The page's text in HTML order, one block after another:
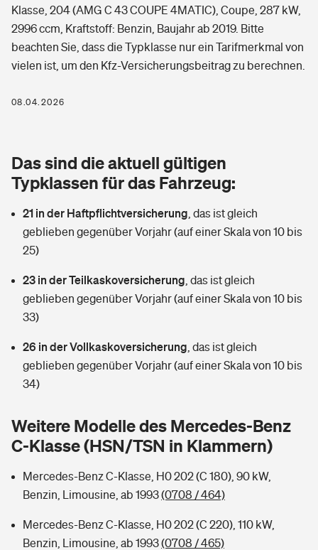
Arbeitsrechtsschutz
Berufshaftpflichtversicherung
Rentenrechner: Wie viel Geld bekomme ich im Alter?
Wer versichert was: Jetzt Versicherer finden
Sie haben Fragen?
Elementarversicherung
Photovoltaik
Wärmepumpen versichern
Vermieterrrechtsschutz
Mietkautionsversicherung
Restkreditversicherung
Zur Übersicht
Hochwasser-Check: Wie gefährdet ist Ihr Haus?
Wer versichert was: Jetzt Versicherer finden
Sie haben Fragen?
Pri­vate Haft­pflicht­
Rechts­schutz­ver­si­che­rung
Kinderunfall­ver­si­che­rung
Reiseversicherung
Handyversicherung
Private Cyberversicherung
Musikinstrumentenversicherung
Gesundheit
Private Krankenversicherung
Tierkrankenversicherung
Zur Übersicht
Wer versichert was: Jetzt Versicherer finden
Sie haben Fragen?
Rentenrechner: Wie viel Geld bekomme ich im Alter?
Klasse, 204 (AMG C 43 COUPE 4MATIC), Coupe, 287 kW,
2996 ccm, Kraftstoff: Benzin, Baujahr ab 2019. Bitte
beachten Sie, dass die Typklasse nur ein Tarifmerkmal von
vielen ist, um den Kfz-Versicherungsbeitrag zu berechnen.
08.04.2026
Das sind die aktuell gültigen
Typklassen für das Fahrzeug:
21 in der Haftpflichtversicherung das ist gleich
geblieben gegenüber Vorjahr (auf einer Skala von 10 bis
25)
23 in der Teilkaskoversicherung das ist gleich
geblieben gegenüber Vorjahr (auf einer Skala von 10 bis
33)
26 in der Vollkaskoversicherung das ist gleich
geblieben gegenüber Vorjahr (auf einer Skala von 10 bis
34)
Weitere Modelle des Mercedes-Benz
C-Klasse (HSN/TSN in Klammern)
Mercedes-Benz C-Klasse, H0 202 (C 180), 90 kW,
Benzin, Limousine, ab 1993(0708 / 464)
Mercedes-Benz C-Klasse, H0 202 (C 220), 110 kW,
Benzin, Limousine, ab 1993(0708 / 465)